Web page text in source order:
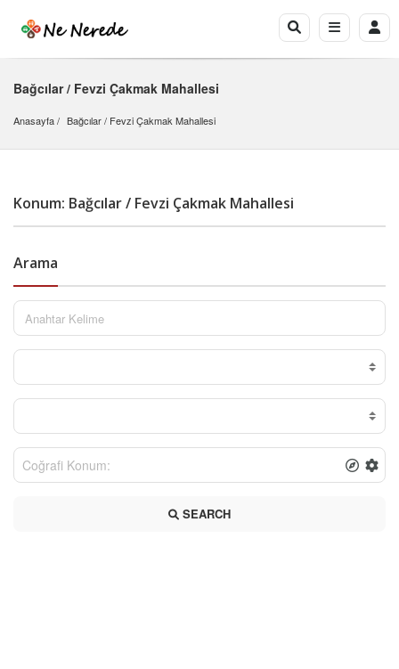
Bağcılar / Fevzi Çakmak Mahallesi
Anasayfa Bağcılar / Fevzi Çakmak Mahallesi
Konum: Bağcılar / Fevzi Çakmak Mahallesi
Arama
SEARCH